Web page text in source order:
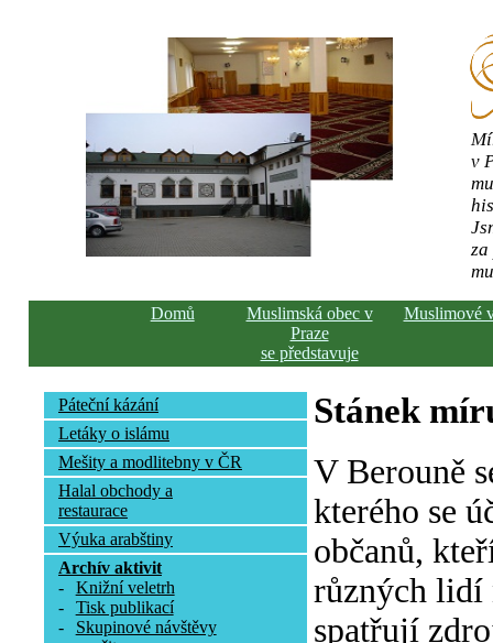
v
Domů
Muslimská obec v
Praze
se představuje
Muslimové
Páteční kázání
Letáky o islámu
Mešity a modlitebny v ČR
Halal obchody a
restaurace
Výuka arabštiny
Archív aktivit
-
Knižní veletrh
-
Tisk publikací
-
Skupinové návštěvy
Stánek
V Berouně
kterého se
občanů,
různých lidí
spatřují